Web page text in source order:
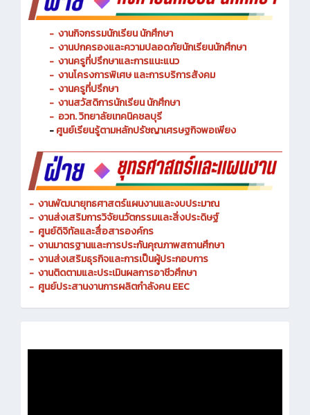
- งานกิจกรรมนักเรียน นักศึกษา
- งานปกครองและความปลอดภัยนักเรียนนักศึกษา
- งานครูที่ปรึกษาและการแนะแนว
- งานโครงการพิเศษ และการบริการสังคม
- งานครูที่ปรึกษา
- งานสวัสดิการนักเรียน นักศึกษา
- อวท. วิทยาลัยเทคนิคชลบุรี
-ศูนย์เรียนรู้ตามหลักปรัชญาเศรษฐกิจพอเพียง
- งานพัฒนายุทธศาสตร์แผนงานและงบประมาณ
- งานส่งเสริมการวิจัยนวัตกรรมและสิ่งประดิษฐ์
- ศูนย์ดิจิทัลและสื่อสารองค์กร
- งานมาตรฐานและการประกันคุณภาพสถานศึกษา
- งานส่งเสริมธุรกิจและการเป็นผู้ประกอบการ
- งานติดตามและประเมินผลการอาชีวศึกษา
- ศูนย์ประสานงานการผลิตกำลังคน EEC